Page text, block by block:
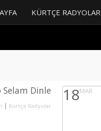
KÜRTÇE RADYOLAR
Selam Dinle
| Kürtçe Radyolar
18MAR